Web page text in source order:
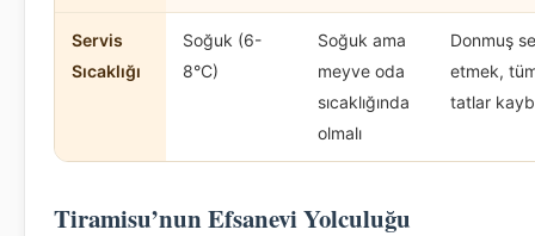
Servis
Sıcaklığı
Soğuk (6-
8°C)
Soğuk ama
meyve oda
sıcaklığında
olmalı
Donmuş
etmek,
tatlar
Tiramisu’nun Efsanevi Yolculuğu